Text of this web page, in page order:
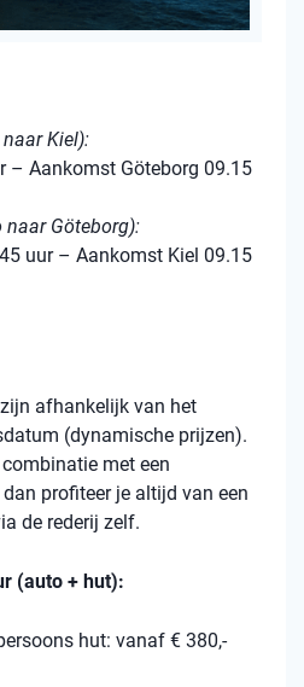
Kiel):
– Aankomst Göteborg 09.15
naar Göteborg):
uur – Aankomst Kiel 09.15
afhankelijk van het
(dynamische prijzen).
met een
profiteer je altijd van een
de rederij zelf.
(auto + hut):
hut: vanaf € 380,-